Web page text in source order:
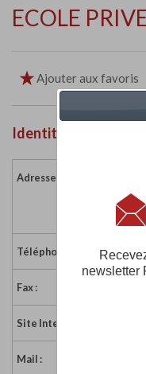
ECOLE
Ajouter aux favoris
Identité de
Adresse :
Téléphone :
Fax :
Site Internet :
Mail :
newsletter